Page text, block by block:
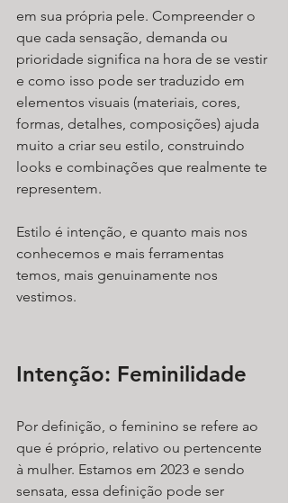
em sua própria pele. Compreender o
que cada sensação, demanda ou
prioridade significa na hora de se vestir
e como isso pode ser traduzido em
elementos visuais (materiais, cores,
formas, detalhes, composições) ajuda
muito a criar seu estilo, construindo
looks e combinações que realmente te
representem.
Estilo é intenção, e quanto mais nos
conhecemos e mais ferramentas
temos, mais genuinamente nos
vestimos.
Intenção: Feminilidade
Por definição, o feminino se refere ao
que é próprio, relativo ou pertencente
à mulher. Estamos em 2023 e sendo
sensata, essa definição pode ser